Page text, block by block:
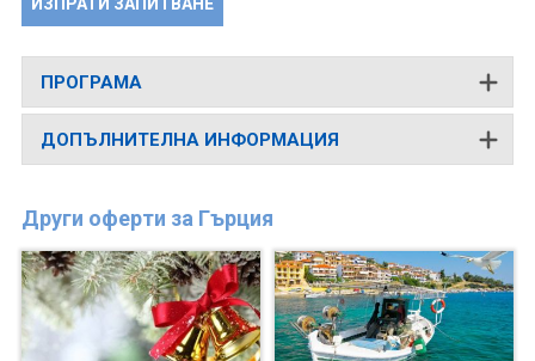
ПРОГРАМА
ДОПЪЛНИТЕЛНА ИНФОРМАЦИЯ
Други оферти за Гърция